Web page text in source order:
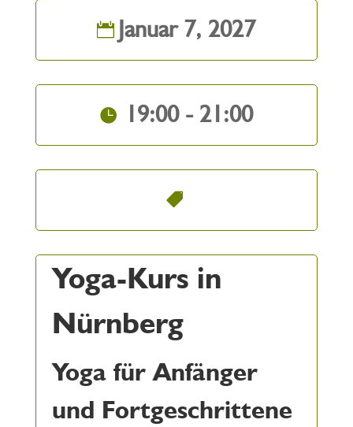
Januar 7, 2027
19:00 - 21:00
Yoga-Kurs in
Nürnberg
Yoga für Anfänger
und Fortgeschrittene